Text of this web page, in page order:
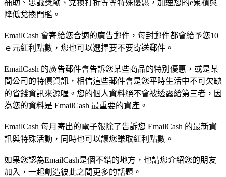
補助、忠誠獎勵、兌換打折等等特殊優惠，加速您的e累積與
降低兌換門檻。
EmailCash 會寄給您合適的廣告郵件，每封郵件都會給予您10
ｅ元紅利點數，您也可以選擇要不要寄送郵件。
EmailCash 的廣告郵件會告訴您某些商品的特別優惠，或是某
間公司的特價資訊，相信這些郵件會是您平時生活中不可欠缺
的省錢資訊來源喔。您的個人資料絕不會被透露給第三者，因
為您的資料是 EmailCash 最重要的資產。
EmailCash 每月寄出的電子報除了告訴您 EmailCash 的最新資
訊與特殊活動，同時也可以讓您賺取紅利點數。
如果您認為EmailCash是個不錯的地方，也請您介紹您的朋友
加入，一起創造彼此之間更多的話題。